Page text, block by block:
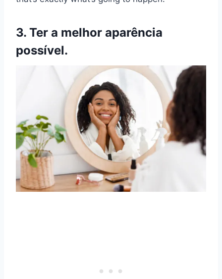
3. Ter a melhor aparência
possível.